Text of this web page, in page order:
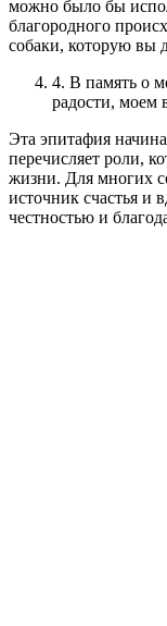
можно было бы
благородного
собаки, которую вы
4. В память о
радости, моем
Эта эпитафия
перечисляет роли,
жизни. Для многих
источник счастья и
честностью и